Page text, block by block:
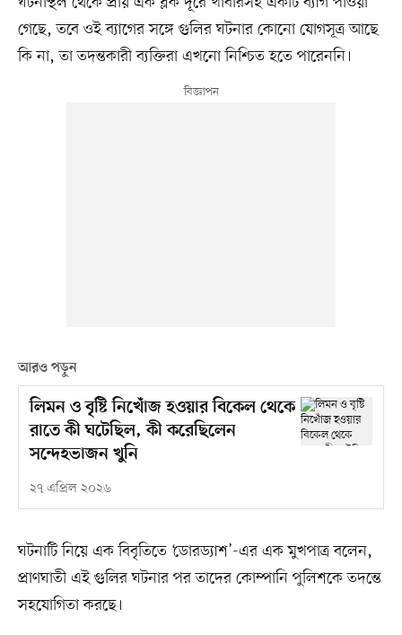
গেছে, তবে ওই ব্যাগের সঙ্গে গুলির ঘটনার কোনো যোগসূত্র আছে
কি না, তা তদন্তকারী ব্যক্তিরা এখনো নিশ্চিত হতে পারেননি।
আরও পড়ুন
লিমন ও বৃষ্টি নিখোঁজ হওয়ার বিকেল থেকে
রাতে কী ঘটেছিল, কী করেছিলেন
সন্দেহভাজন খুনি
২৭ এপ্রিল ২০২৬
ঘটনাটি নিয়ে এক বিবৃতিতে ‘ডোরড্যাশ’-এর এক মুখপাত্র বলেন,
প্রাণঘাতী এই গুলির ঘটনার পর তাদের কোম্পানি পুলিশকে তদন্তে
সহযোগিতা করছে।